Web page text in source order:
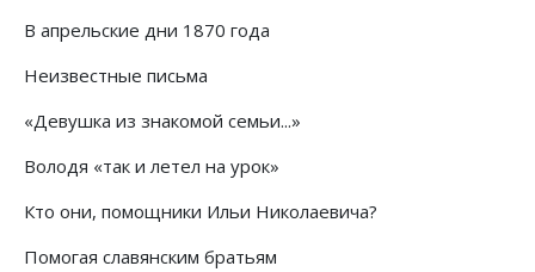
В апрельские дни 1870 года
Неизвестные письма
«Девушка из знакомой семьи...»
Володя «так и летел на урок»
Кто они, помощники Ильи Николаевича?
Помогая славянским братьям